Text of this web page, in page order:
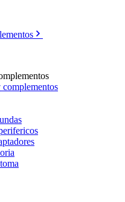
complementos